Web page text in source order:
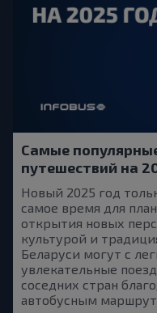
Самые
путешествий на
Новый 2025 год
самое время для
открытия новых
культурой и
Беларуси могут с
увлекательные
соседних стран
автобусным